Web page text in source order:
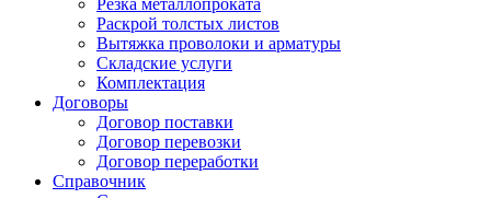
Раскрой толстых листов
Вытяжка проволоки и арматуры
Складские услуги
Комплектация
Договоры
Договор поставки
Договор перевозки
Договор переработки
Справочник